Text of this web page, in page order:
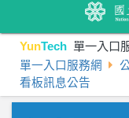
YunTech 單一入口
單一入口服務網
看板訊息公告